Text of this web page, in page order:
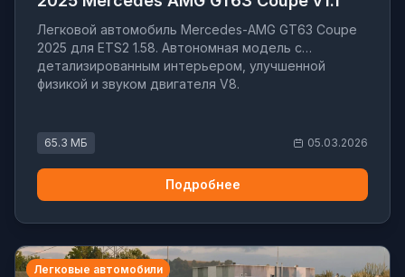
Легковой автомобиль Mercedes-AMG GT63 Coupe
2025 для ETS2 1.58. Автономная модель с
детализированным интерьером, улучшенной
физикой и звуком двигателя V8.
65.3 МБ 05.03.2026
Подробнее
Легковые автомобили